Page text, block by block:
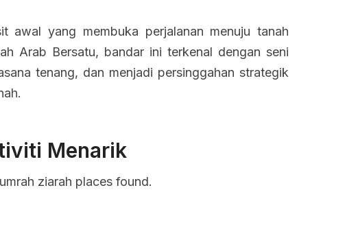
awal yang membuka perjalanan menuju tanah
Arab Bersatu, bandar ini terkenal dengan seni
tenang, dan menjadi persinggahan strategik
Menarik
ziarah places found.